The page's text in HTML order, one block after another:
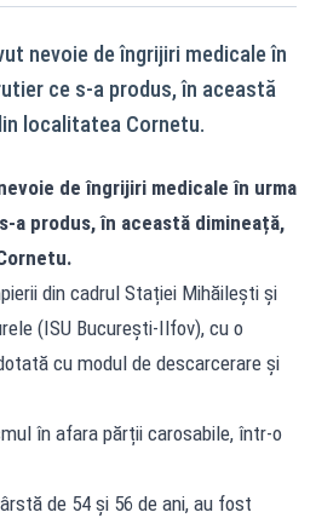
nevoie de îngrijiri medicale în
ce s-a produs, în această
localitatea Cornetu.
de îngrijiri medicale în urma
a produs, în această dimineață,
din cadrul Stației Mihăilești și
(ISU București-Ilfov), cu o
cu modul de descarcerare și
în afara părții carosabile, într-o
de 54 și 56 de ani, au fost